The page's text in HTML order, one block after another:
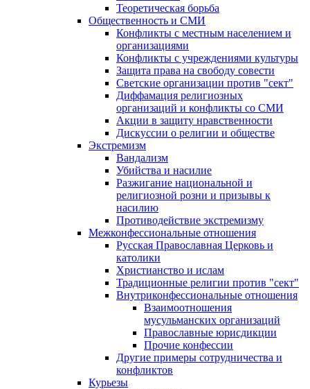
Теоретическая борьба
Общественность и СМИ
Конфликты с местным населением и
организациями
Конфликты с учреждениями культуры
Защита права на свободу совести
Светские организации против "сект"
Диффамация религиозных
организаций и конфликты со СМИ
Акции в защиту нравственности
Дискуссии о религии и обществе
Экстремизм
Вандализм
Убийства и насилие
Разжигание национальной и
религиозной розни и призывы к
насилию
Противодействие экстремизму
Межконфессиональные отношения
Русская Православная Церковь и
католики
Христианство и ислам
Традиционные религии против "сект"
Внутриконфессиональные отношения
Взаимоотношения
мусульманских организаций
Православные юрисдикции
Прочие конфессии
Другие примеры сотрудничества и
конфликтов
Курьезы